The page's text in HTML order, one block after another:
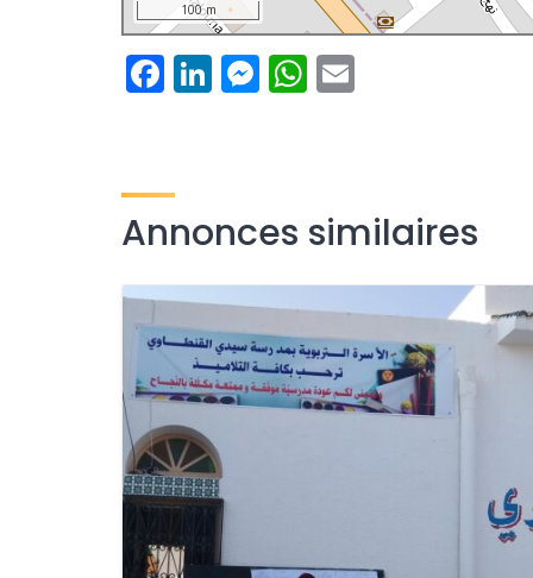
100 m
Facebook
LinkedIn
Messenger
WhatsApp
Annonces similaires